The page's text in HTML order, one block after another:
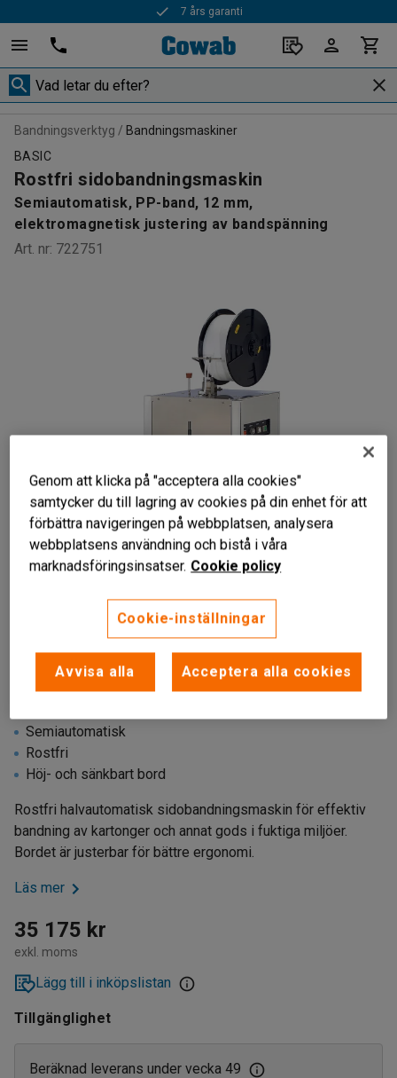
7 års garanti
Bandningsverktyg
Bandningsmaskiner
BASIC
Rostfri sidobandningsmaskin
Semiautomatisk, PP-band, 12 mm,
elektromagnetisk justering av bandspänning
Art. nr: 722751
Semiautomatisk
Rostfri
Höj- och sänkbart bord
Rostfri halvautomatisk sidobandningsmaskin för effektiv
bandning av kartonger och annat gods i fuktiga miljöer.
Bordet är justerbar för bättre ergonomi.
Läs mer
35 175 kr
exkl. moms
Lägg till i inköpslistan
Tillgänglighet
Beräknad leverans under vecka 49
Genom att klicka på "acceptera alla cookies"
samtycker du till lagring av cookies på din enhet för att
förbättra navigeringen på webbplatsen, analysera
webbplatsens användning och bistå i våra
marknadsföringsinsatser. Cookie policy
Cookie-inställningar
Avvisa alla Acceptera alla cookies